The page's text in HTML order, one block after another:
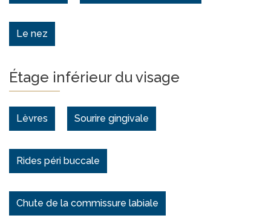
Le nez
Étage inférieur du visage
Lèvres Sourire gingivale
Rides péri buccale
Chute de la commissure labiale